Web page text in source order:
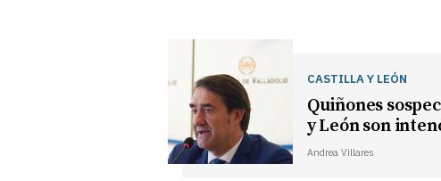
CASTILLA Y LEÓN
Quiñones
y León son
Andrea Villares